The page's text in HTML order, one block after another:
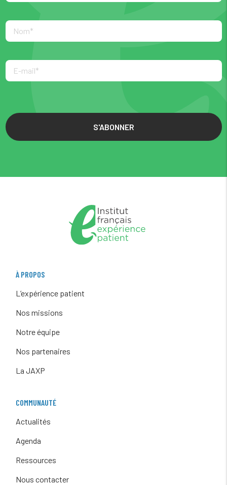
S'ABONNER
À PROPOS
L’expérience patient
Nos missions
Notre équipe
Nos partenaires
La JAXP
COMMUNAUTÉ
Actualités
Agenda
Ressources
Nous contacter